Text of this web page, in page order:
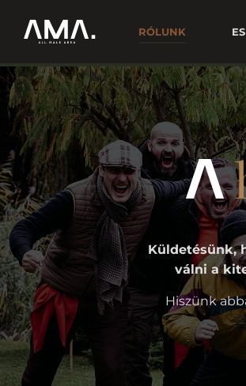
RÓLUNK
Küldetésünk,
válni a
Hiszünk